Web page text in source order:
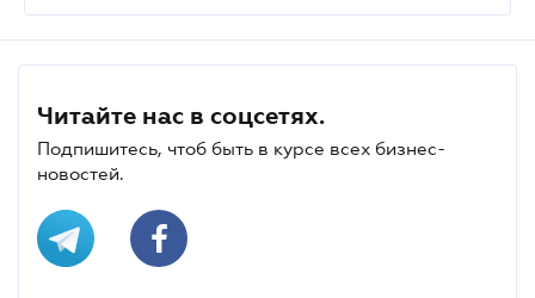
Читайте нас в соцсетях.
Подпишитесь, чтоб быть в курсе всех бизнес-
новостей.